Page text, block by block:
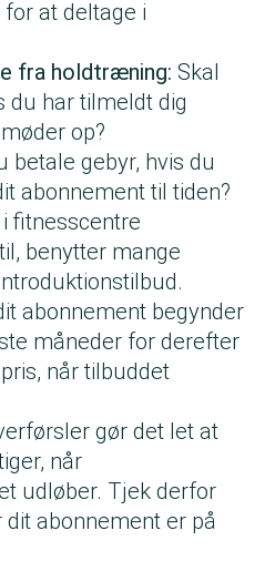
at deltage i
fra holdtræning: Skal
du har tilmeldt dig
op?
betale gebyr, hvis du
abonnement til tiden?
fitnesscentre
benytter mange
abonnement begynder
måneder for derefter
når tilbuddet
gør det let at
når
udløber. Tjek derfor
abonnement er på